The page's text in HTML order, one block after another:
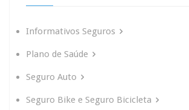
Informativos Seguros
Plano de Saúde
Seguro Auto
Seguro Bike e Seguro Bicicleta